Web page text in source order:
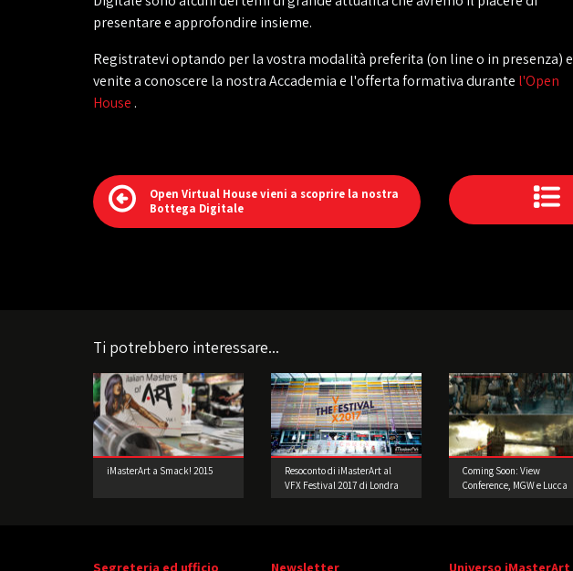
presentare e approfondire insieme.
Registratevi optando per la vostra modalità preferita (on line o in presenza) e
venite a conoscere la nostra Accademia e l'offerta formativa durante l'Open
House .
Open Virtual House vieni a scoprire la nostra
Bottega Digitale
Ti potrebbero interessare...
iMasterArt a Smack! 2015
Resoconto di iMasterArt al
VFX Festival 2017 di Londra
Coming Soon: View
Conference, MGW e Lucca
Segreteria ed ufficio Newsletter Universo iMasterArt